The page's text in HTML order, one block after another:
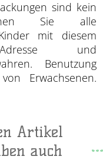
sind kein
Sie alle
mit diesem
und
Benutzung
Erwachsenen.
Artikel
auch